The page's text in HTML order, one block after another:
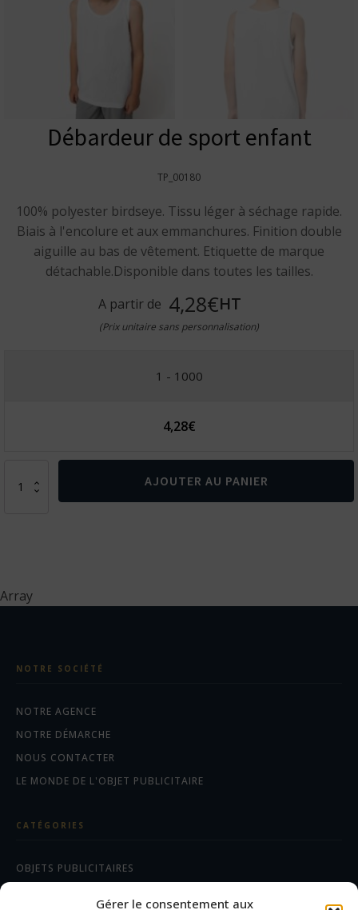
Gérer le consentement aux
Débardeur de sport enfant
TP_00180
100% polyester birdseye. Tissu léger à séchage rapide.
Biais à l'encolure et aux emmanchures. Finition double
aiguille au bas de vêtement. Etiquette de marque
détachable.Disponible dans toutes les tailles.
A partir de 4,28€HT
(Prix unitaire sans personnalisation)
1 - 1000
4,28€
AJOUTER AU PANIER
Array
NOTRE SOCIÉTÉ
NOTRE AGENCE
NOTRE DÉMARCHE
NOUS CONTACTER
LE MONDE DE L'OBJET PUBLICITAIRE
CATÉGORIES
OBJETS PUBLICITAIRES